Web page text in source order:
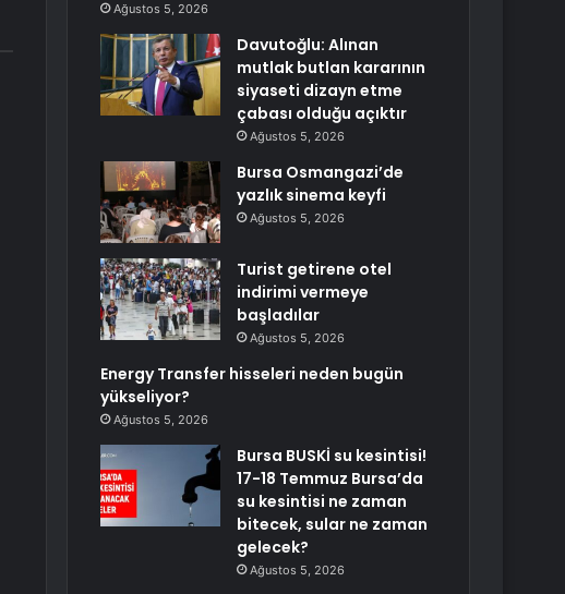
Ağustos 5, 2026
Davutoğlu: Alınan
mutlak butlan kararının
siyaseti dizayn etme
çabası olduğu açıktır
Ağustos 5, 2026
Bursa Osmangazi’de
yazlık sinema keyfi
Ağustos 5, 2026
Turist getirene otel
indirimi vermeye
başladılar
Ağustos 5, 2026
Energy Transfer hisseleri neden bugün
yükseliyor?
Ağustos 5, 2026
Bursa BUSKİ su kesintisi!
17-18 Temmuz Bursa’da
su kesintisi ne zaman
bitecek, sular ne zaman
gelecek?
Ağustos 5, 2026